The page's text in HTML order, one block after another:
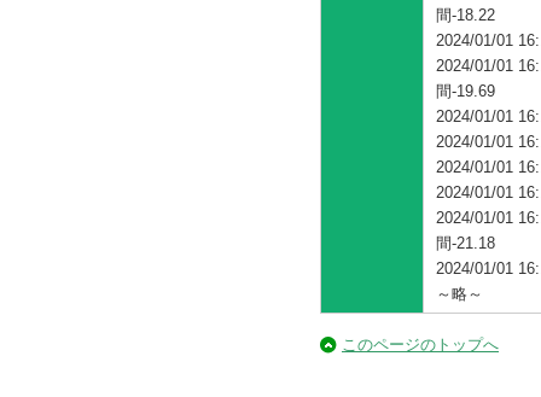
間-18.22
2024/01/01
2024/01/01
間-19.69
2024/01/01
2024/01/01
2024/01/01
2024/01/01
2024/01/01
間-21.18
2024/01/01
～略～
このページのトップへ